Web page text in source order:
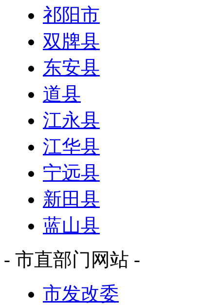
祁阳市
双牌县
东安县
道县
江永县
江华县
宁远县
新田县
蓝山县
- 市直部门网站 -
市发改委